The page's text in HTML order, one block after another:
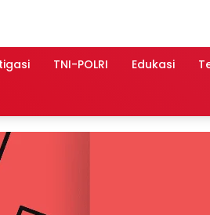
TNI-POLRI Edukasi